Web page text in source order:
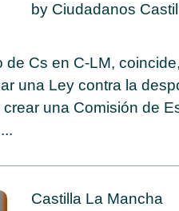
by Ciudadanos
de Cs en C-LM,
una Ley contra la
una Comisión de
Castilla La Mancha